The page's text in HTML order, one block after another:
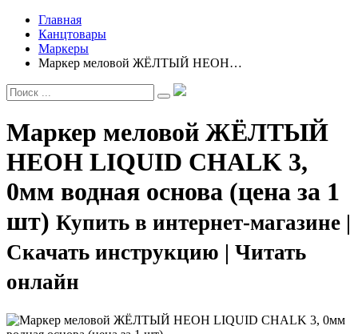
Главная
Канцтовары
Маркеры
Маркер меловой ЖЁЛТЫЙ НЕОН…
Маркер меловой ЖЁЛТЫЙ
НЕОН LIQUID CHALK 3,
0мм водная основа (цена за 1
шт) Купить в интернет-магазине |
Скачать инструкцию | Читать
онлайн